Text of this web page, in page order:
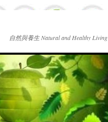
自然與養生 Natural and Healthy Living